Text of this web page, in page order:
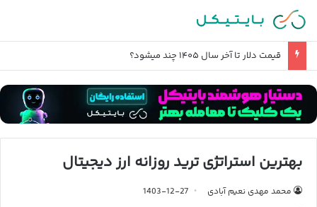
قیمت دلار تا آخر سال ۱۴۰۵ چند میشود؟
بهترین استراتژی ترید روزانه ارز دیجیتال
محمد مهدی نعیم آبادی
1403-12-27